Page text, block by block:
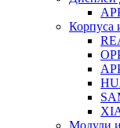
Корпуса
Модули